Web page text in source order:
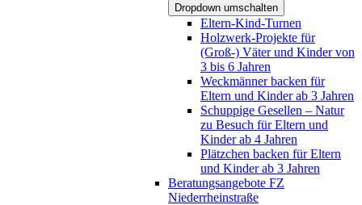
Dropdown umschalten
Eltern-Kind-Turnen
Holzwerk-Projekte für
(Groß-) Väter und Kinder von
3 bis 6 Jahren
Weckmänner backen für
Eltern und Kinder ab 3 Jahren
Schuppige Gesellen – Natur
zu Besuch für Eltern und
Kinder ab 4 Jahren
Plätzchen backen für Eltern
und Kinder ab 3 Jahren
Beratungsangebote FZ
Niederrheinstraße